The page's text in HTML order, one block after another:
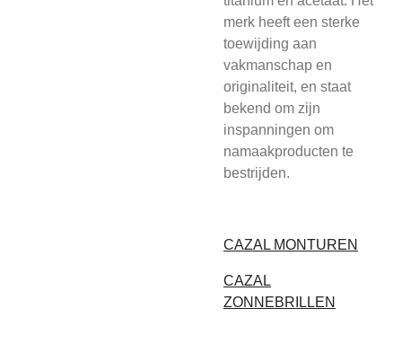
merk heeft een sterke
toewijding aan
vakmanschap en
originaliteit, en staat
bekend om zijn
inspanningen om
namaakproducten te
bestrijden.
CAZAL MONTUREN
CAZAL
ZONNEBRILLEN